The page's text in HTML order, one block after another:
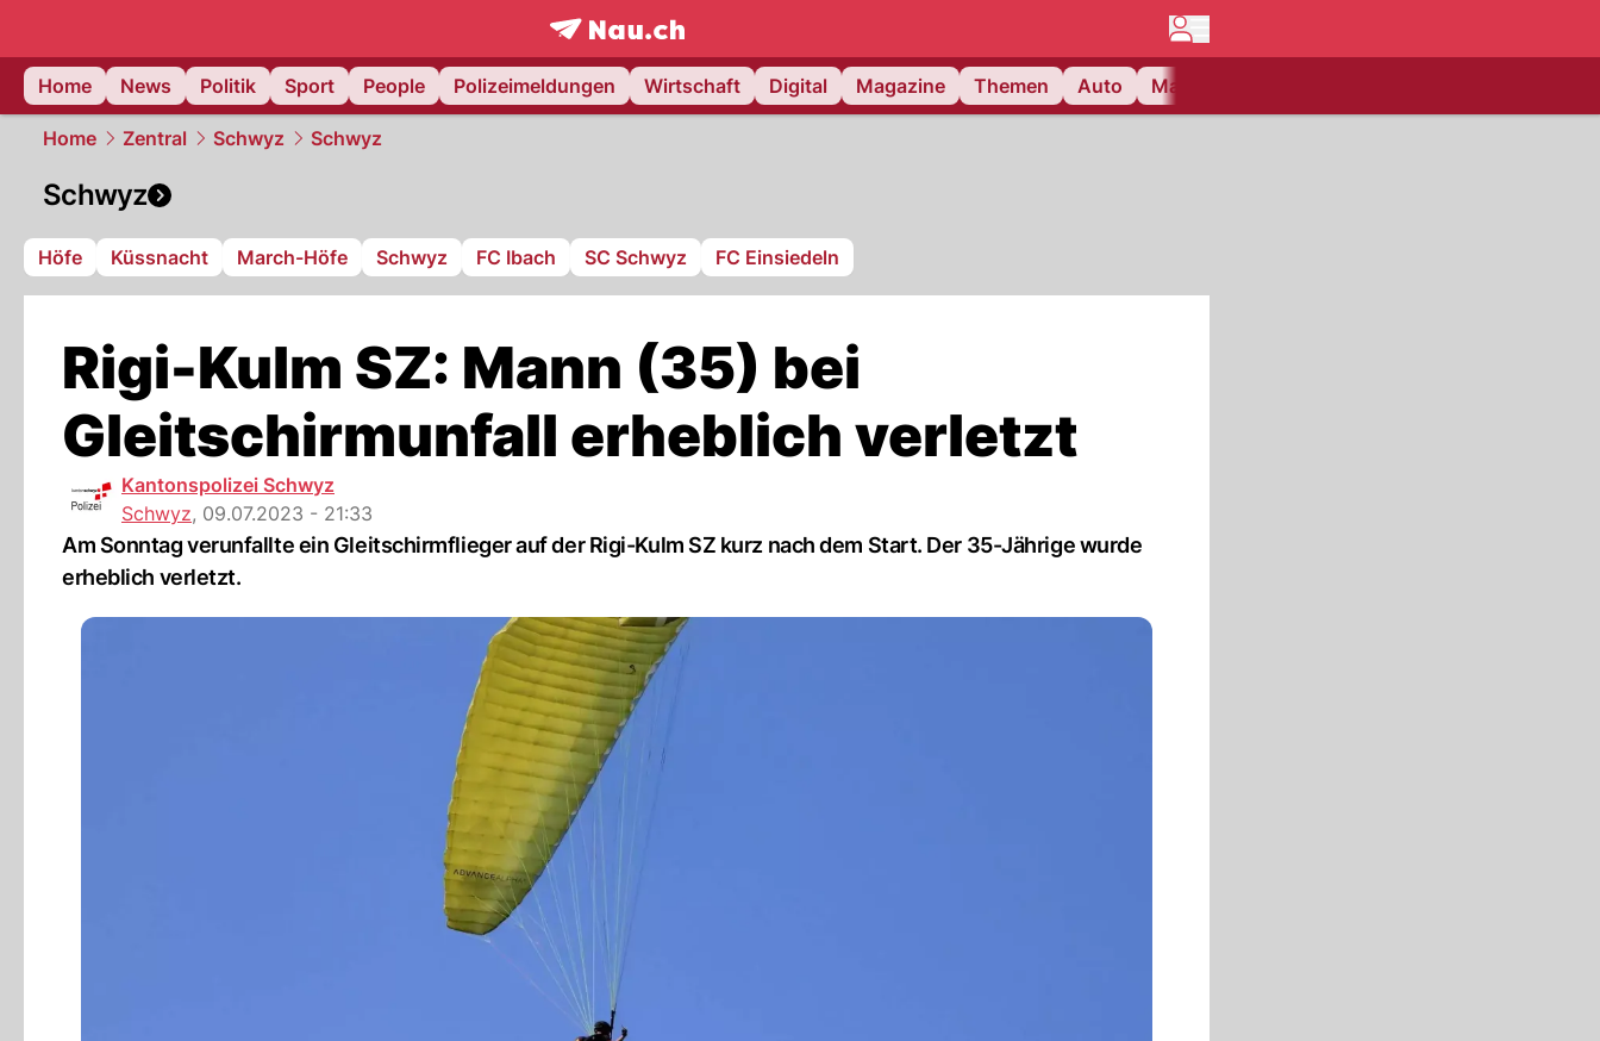
frontpage.NAU.ch
Home
News Politik Sport People Polizeimeldungen Wirtschaft Digital Magazine Themen Auto Matchcenter
Home Zentral Schwyz Schwyz
Schwyz
Höfe Küssnacht March-Höfe Schwyz FC Ibach SC Schwyz FC Einsiedeln
Rigi-Kulm SZ: Mann (35) bei
Gleitschirmunfall erheblich verletzt
Kantonspolizei Schwyz
Schwyz, 09.07.2023 - 21:33
Am Sonntag verunfallte ein Gleitschirmflieger auf der Rigi-Kulm SZ kurz nach dem Start. Der 35-Jährige wurde
erheblich verletzt.